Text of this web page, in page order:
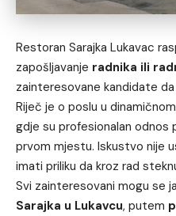
Restoran Sarajka Lukavac
zapošljavanje radnika ili
zainteresovane kandidate
Riječ je o poslu u
gdje su profesionalan odnos
prvom mjestu. Iskustvo nije
imati priliku da kroz rad
Svi zainteresovani mogu se
Sarajka u Lukavcu, putem